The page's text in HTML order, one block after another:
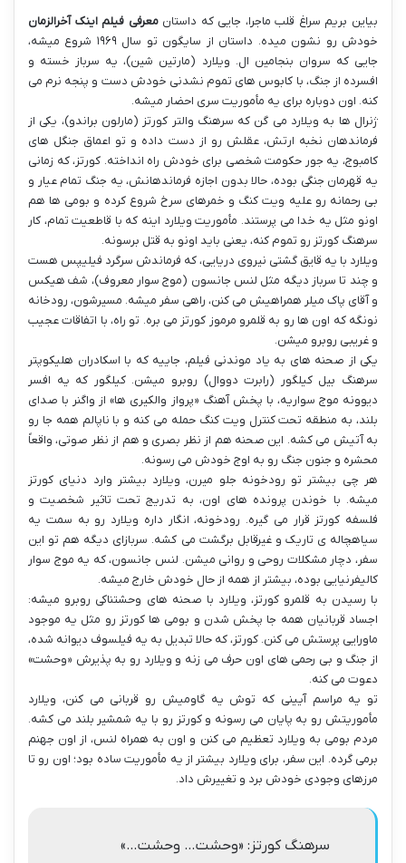
بیاین بریم سراغ قلب ماجرا، جایی که داستانمعرفی فیلم اینک آخرالزمان
خودش رو نشون میده. داستان از سایگون تو سال ۱۹۶۹ شروع میشه،
جایی که سروان بنجامین ال. ویلارد (مارتین شین)، یه سرباز خسته و
افسرده از جنگ، با کابوس های تموم نشدنی خودش دست و پنجه نرم می
کنه. اون دوباره برای یه مأموریت سری احضار میشه.
ژنرال ها به ویلارد می گن که سرهنگ والتر کورتز (مارلون براندو)، یکی از
فرماندهان نخبه ارتش، عقلش رو از دست داده و تو اعماق جنگل های
کامبوج، یه جور حکومت شخصی برای خودش راه انداخته. کورتز، که زمانی
یه قهرمان جنگی بوده، حالا بدون اجازه فرماندهانش، یه جنگ تمام عیار و
بی رحمانه رو علیه ویت کنگ و خمرهای سرخ شروع کرده و بومی ها هم
اونو مثل یه خدا می پرستند. مأموریت ویلارد اینه که با قاطعیت تمام، کار
سرهنگ کورتز رو تموم کنه، یعنی باید اونو به قتل برسونه.
ویلارد با یه قایق گشتی نیروی دریایی، که فرماندش سرگرد فیلیپس هست
و چند تا سرباز دیگه مثل لنس جانسون (موج سوار معروف)، شف هیکس
و آقای پاک میلر همراهیش می کنن، راهی سفر میشه. مسیرشون، رودخانه
نونگه که اون ها رو به قلمرو مرموز کورتز می بره. تو راه، با اتفاقات عجیب
و غریبی روبرو میشن.
یکی از صحنه های به یاد موندنی فیلم، جاییه که با اسکادران هلیکوپتر
سرهنگ بیل کیلگور (رابرت دووال) روبرو میشن. کیلگور که یه افسر
دیوونه موج سواریه، با پخش آهنگ «پرواز والکیری ها» از واگنر با صدای
بلند، به منطقه تحت کنترل ویت کنگ حمله می کنه و با ناپالم همه جا رو
به آتیش می کشه. این صحنه هم از نظر بصری و هم از نظر صوتی، واقعاً
محشره و جنون جنگ رو به اوج خودش می رسونه.
هر چی بیشتر تو رودخونه جلو میرن، ویلارد بیشتر وارد دنیای کورتز
میشه. با خوندن پرونده های اون، به تدریج تحت تاثیر شخصیت و
فلسفه کورتز قرار می گیره. رودخونه، انگار داره ویلارد رو به سمت یه
سیاهچاله ی تاریک و غیرقابل برگشت می کشه. سربازای دیگه هم تو این
سفر، دچار مشکلات روحی و روانی میشن. لنس جانسون، که یه موج سوار
کالیفرنیایی بوده، بیشتر از همه از حال خودش خارج میشه.
با رسیدن به قلمرو کورتز، ویلارد با صحنه های وحشتناکی روبرو میشه:
اجساد قربانیان همه جا پخش شدن و بومی ها کورتز رو مثل یه موجود
ماورایی پرستش می کنن. کورتز، که حالا تبدیل به یه فیلسوف دیوانه شده،
از جنگ و بی رحمی های اون حرف می زنه و ویلارد رو به پذیرش «وحشت»
دعوت می کنه.
تو یه مراسم آیینی که توش یه گاومیش رو قربانی می کنن، ویلارد
مأموریتش رو به پایان می رسونه و کورتز رو با یه شمشیر بلند می کشه.
مردم بومی به ویلارد تعظیم می کنن و اون به همراه لنس، از اون جهنم
برمی گرده. این سفر، برای ویلارد بیشتر از یه مأموریت ساده بود؛ اون رو تا
مرزهای وجودی خودش برد و تغییرش داد.
سرهنگ کورتز: «وحشت… وحشت…»